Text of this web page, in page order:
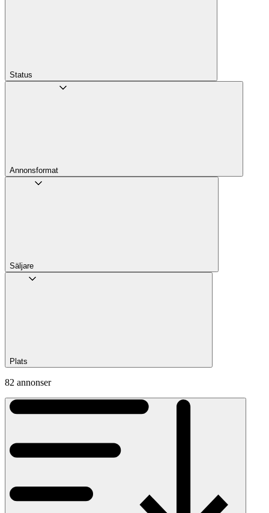
Status
Annons­format
Säljare
Plats
82 annonser